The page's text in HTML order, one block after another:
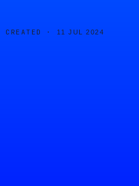
CREATED · 11 JUL 2024